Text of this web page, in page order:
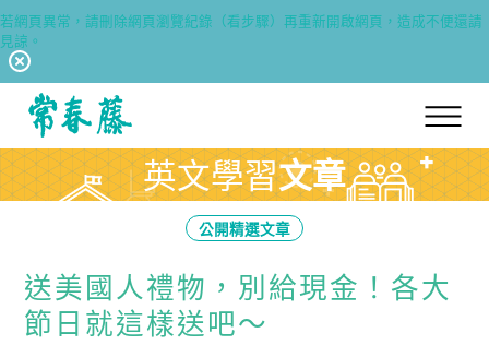
若網頁異常，請刪除網頁瀏覽紀錄（看步驟）再重新開啟網頁，造成不便還請
見諒。
回常春藤首頁 英文學習文章
公開精選文章
送美國人禮物，別給現金！各大
節日就這樣送吧～